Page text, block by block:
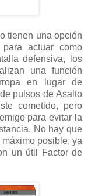
tienen una opción
actuar como
defensiva, los
una función
en lugar de
pulsos de Asalto
cometido, pero
para evitar la
No hay que
posible, ya
un útil Factor de